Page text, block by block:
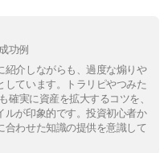
功例
紹介しながらも、過度な煽りや
ています。トラリピやつみた
確実に資産を拡大するコツを、
ルが印象的です。投資初心者か
合わせた知識の提供を意識して